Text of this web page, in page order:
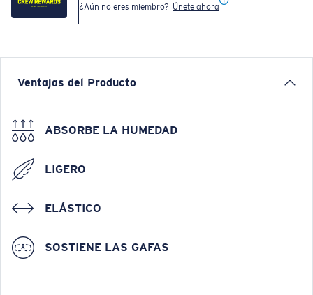
¿Aún no eres miembro? Únete ahora
Ventajas del Producto
ABSORBE LA HUMEDAD
LIGERO
ELÁSTICO
SOSTIENE LAS GAFAS